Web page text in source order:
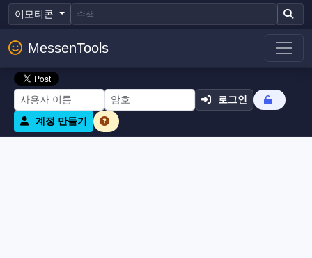
이모티콘
MessenTools
로그인
계정 만들기